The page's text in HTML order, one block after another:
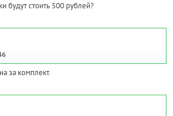
будут стоить 500 рублей?
за комплект.